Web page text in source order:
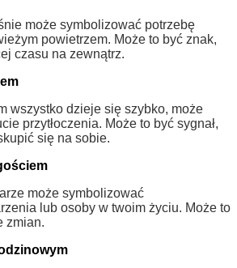
może symbolizować potrzebę
powietrzem. Może to być znak,
czasu na zewnątrz.
wszystko dzieje się szybko, może
przytłoczenia. Może to być sygnał,
się na sobie.
może symbolizować
lub osoby w twoim życiu. Może to
zmian.